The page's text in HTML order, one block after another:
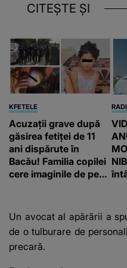
CITEȘTE ȘI
KFETELE
Acuzații grave după
găsirea fetiței de 11
ani dispărute în
Bacău! Familia copilei
cere imaginile de pe
a mai dus sora mea...” e
Un avocat al apărării a
de o tulburare de
precară.